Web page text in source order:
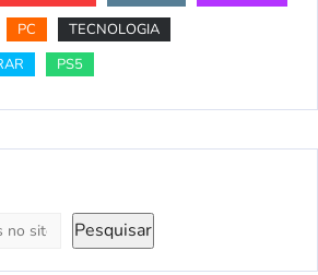
PC
TECNOLOGIA
PS5
Pesquisar